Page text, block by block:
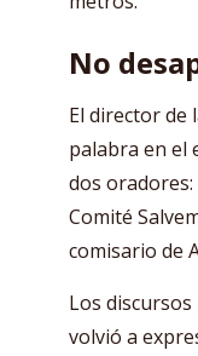
No
El director de
palabra en el
dos
Comité
comisario de
Los
volvió a